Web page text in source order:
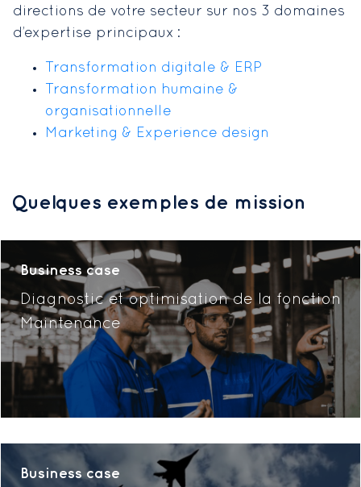
directions de votre secteur sur nos 3 domaines
d’expertise principaux :
Transformation digitale & ERP
Transformation humaine &
organisationnelle
Marketing & Experience design
Quelques exemples de mission
Business case
Diagnostic et optimisation de la fonction
Maintenance
Business case